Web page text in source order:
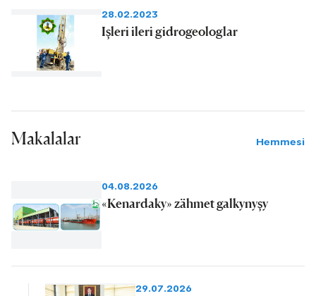
28.02.2023
Işleri ileri gidrogeologlar
Makalalar Hemmesi
04.08.2026
«Kenardaky» zähmet galkynyşy
29.07.2026